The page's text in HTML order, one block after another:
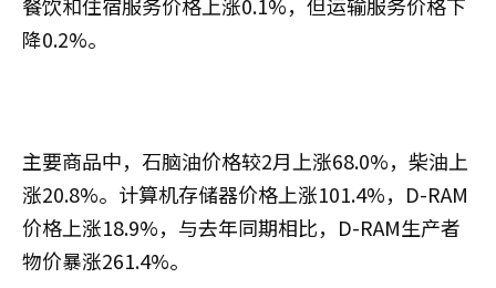
餐饮和住宿服务价格上涨0.1%，但运输服务价格下
降0.2%。
主要商品中，石脑油价格较2月上涨68.0%，柴油上
涨20.8%。计算机存储器价格上涨101.4%，D-RAM
价格上涨18.9%，与去年同期相比，D-RAM生产者
物价暴涨261.4%。